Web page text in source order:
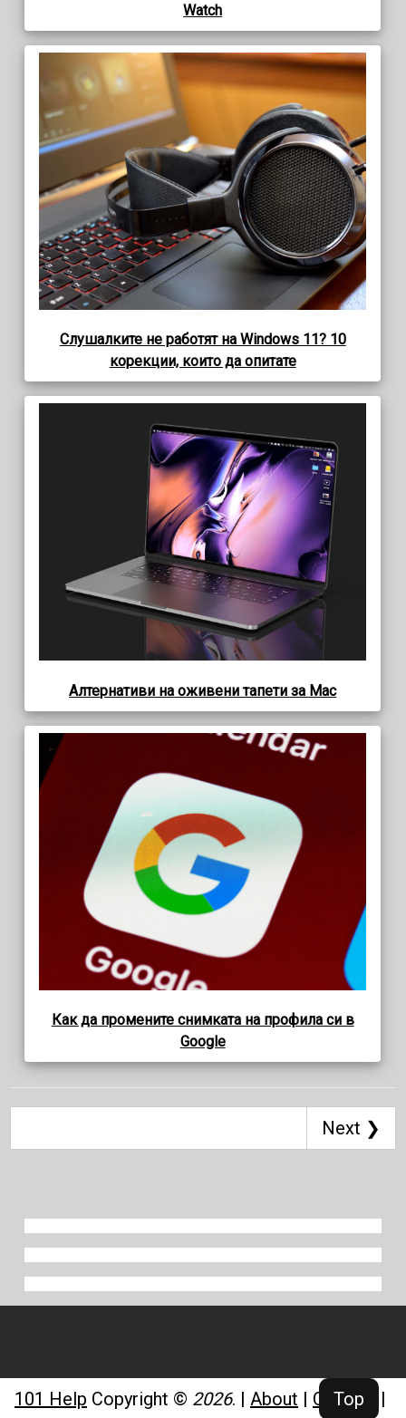
Top
Watch
Слушалките не работят на Windows 11? 10
корекции, които да опитате
Алтернативи на оживени тапети за Mac
Как да промените снимката на профила си в
Google
Next ❯
101 Help Copyright © 2026. | About | Contact
|